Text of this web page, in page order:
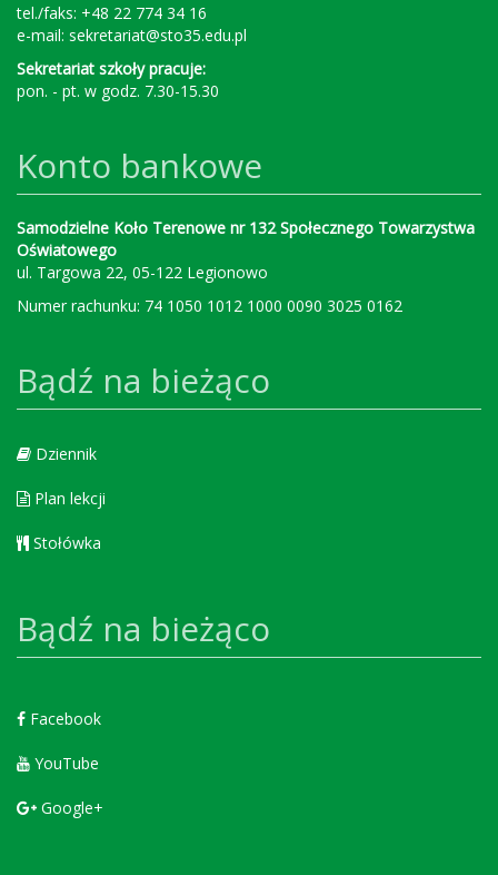
tel./faks: +48 22 774 34 16
e-mail: sekretariat@sto35.edu.pl
Sekretariat szkoły pracuje:
pon. - pt. w godz. 7.30-15.30
Konto bankowe
Samodzielne Koło Terenowe nr 132 Społecznego Towarzystwa
Oświatowego
ul. Targowa 22, 05-122 Legionowo
Numer rachunku: 74 1050 1012 1000 0090 3025 0162
Bądź na bieżąco
Dziennik
Plan lekcji
Stołówka
Bądź na bieżąco
Facebook
YouTube
Google+